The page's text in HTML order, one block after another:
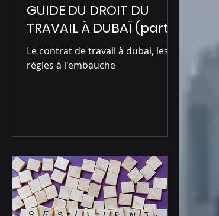
GUIDE DU DROIT DU
TRAVAIL À DUBAÏ (part 1)
Le contrat de travail à dubai, les
règles à l'embauche